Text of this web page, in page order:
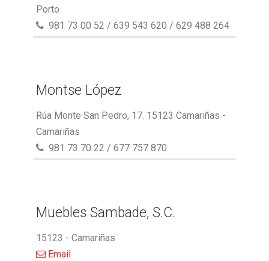
Porto
981 73 00 52 / 639 543 620 / 629 488 264
Montse López
Rúa Monte San Pedro, 17. 15123 Camariñas -
Camariñas
981 73 70 22 / 677 757 870
Muebles Sambade, S.C.
15123 - Camariñas
Email